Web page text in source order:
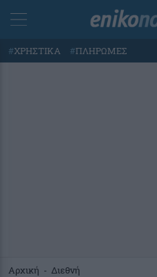
#ΧΡΗΣΤΙΚΑ #ΠΛΗΡΩΜΕΣ
Αρχική - Διεθνή